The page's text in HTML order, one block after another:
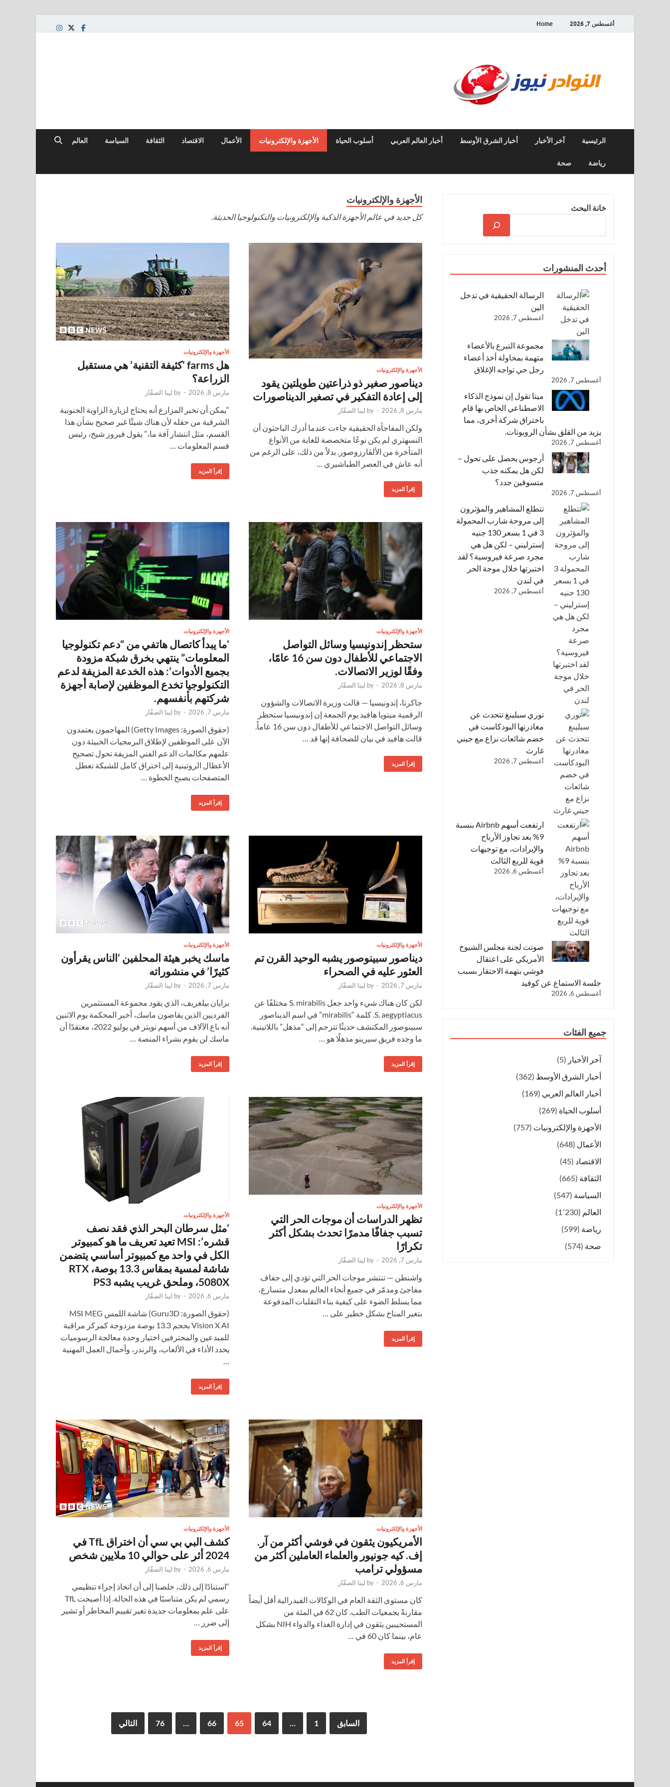
أغسطس 7, 2026 Home
الرئيسية آخر الأخبار أخبار الشرق الأوسط أخبار العالم العربي أسلوب الحياة الأجهزة والإلكترونيات الأعمال الاقتصاد الثقافة السياسة العالم
رياضة صحة
الأجهزة والإلكترونيات
كل جديد في عالم الأجهزة الذكية والإلكترونيات والتكنولوجيا الحديثة.
الأجهزة والإلكترونيات
ديناصور صغير ذو ذراعتين طويلتين يقود
إلى إعادة التفكير في تصغير الديناصورات
مارس 8, 2026 -
by لينا الصقّار
ولكن المفاجأة الحقيقية جاءت عندما أدرك الباحثون أن
النسهتري لم يكن نوعًا متخصصة للغاية من الأنواع
المتأخرة من الألڤارزوصور. بدلاً من ذلك، على الرغم من
أنه عاش في العصر الطباشيري …
إقرأ المزيد
الأجهزة والإلكترونيات
هل farms ‘كثيفة التقنية’ هي مستقبل
الزراعة؟
مارس 8, 2026 -
by لينا الصقّار
“يمكن أن تخبر المزارع أنه يحتاج لزيارة الزاوية الجنوبية
الشرقية من حقله لأن هناك شيئًا غير صحيح بشأن هذا
القسم، مثل انتشار آفة ما،” يقول فيروز شيخ، رئيس
قسم المعلومات …
إقرأ المزيد
الأجهزة والإلكترونيات
ستحظر إندونيسيا وسائل التواصل
الاجتماعي للأطفال دون سن 16 عامًا،
وفقًا لوزير الاتصالات.
مارس 8, 2026 -
by لينا الصقّار
جاكرتا، إندونيسيا — قالت وزيرة الاتصالات والشؤون
الرقمية ميتويا هافيد يوم الجمعة إن إندونيسيا ستحظر
وسائل التواصل الاجتماعي للأطفال دون سن 16 عاماً.
قالت هافيد في بيان للصحافة إنها قد …
إقرأ المزيد
الأجهزة والإلكترونيات
‘ما يبدأ كاتصال هاتفي من “دعم تكنولوجيا
المعلومات” ينتهي بخرق شبكة مزودة
بجميع الأدوات’: هذه الخدعة المزيفة لدعم
التكنولوجيا تخدع الموظفين لإصابة أجهزة
شركتهم بأنفسهم.
مارس 7, 2026 -
by لينا الصقّار
(حقوق الصورة: Getty Images) المهاجمون يعتمدون
الآن على الموظفين لإطلاق البرمجيات الخبيثة دون
علمهم مكالمات الدعم الفني المزيفة تحول تصحيح
الأعطال الروتينية إلى اختراق كامل للشبكة تعطل
المتصفحات يصبح الخطوة …
إقرأ المزيد
الأجهزة والإلكترونيات
ديناصور سبينوصور يشبه الوحيد القرن تم
العثور عليه في الصحراء
مارس 7, 2026 -
by لينا الصقّار
لكن كان هناك شيء واحد جعل S. mirabilis مختلفًا عن
S. aegyptiacus. كلمة “mirabilis” في اسم الديناصور
سبينوصور المكتشف حديثًا تترجم إلى “مذهل” باللاتينية.
ما وجده فريق سيرينو مذهلًا هو …
إقرأ المزيد
الأجهزة والإلكترونيات
ماسك يخبر هيئة المحلفين ‘الناس يقرأون
كثيرًا’ في منشوراته
مارس 7, 2026 -
by لينا الصقّار
برايان بيلغريف، الذي يقود مجموعة المستثمرين
الفرديين الذين يقاضون ماسك، أخبر المحكمة يوم الاثنين
أنه باع الآلاف من أسهم تويتر في يوليو 2022، معتقدًا أن
ماسك لن يقوم بشراء المنصة …
إقرأ المزيد
الأجهزة والإلكترونيات
تظهر الدراسات أن موجات الحر التي
تسبب جفافًا مدمرًا تحدث بشكل أكثر
تكرارًا
مارس 7, 2026 -
by لينا الصقّار
واشنطن — تنتشر موجات الحر التي تؤدي إلى جفاف
مفاجئ ومدمّر في جميع أنحاء العالم بمعدل متسارع،
مما يسلط الضوء على كيفية بناء التقلبات المدفوعة
بتغير المناخ بشكل خطير على …
إقرأ المزيد
الأجهزة والإلكترونيات
‘مثل سرطان البحر الذي فقد نصف
قشره’: MSI تعيد تعريف ما هو كمبيوتر
الكل في واحد مع كمبيوتر أساسي يتضمن
شاشة لمسية بمقاس 13.3 بوصة، RTX
5080X، وملحق غريب يشبه PS3
مارس 6, 2026 -
by لينا الصقّار
(حقوق الصورة: Guru3D) شاشة اللمس MSI MEG
Vision X AI بحجم 13.3 بوصة مزدوجة كمركز مراقبة
للمبدعين والمحترفين اختيار وحدة معالجة الرسوميات
يحدد الأداء في الألعاب، والرندر، وأحمال العمل المهنية
…
إقرأ المزيد
الأجهزة والإلكترونيات
الأمريكيون يثقون في فوشي أكثر من آر.
إف. كيه جونيور والعلماء العاملين أكثر من
مسؤولي ترامب
مارس 6, 2026 -
by لينا الصقّار
كان مستوى الثقة العام في الوكالات الفيدرالية أقل أيضاً
مقارنةً بجمعيات الطب. كان 62 في المئة من
المستجيبين يثقون في إدارة الغذاء والدواء NIH بشكل
عام، بينما كان 60 في …
إقرأ المزيد
الأجهزة والإلكترونيات
كشف البي بي سي أن اختراق TfL في
2024 أثر على حوالي 10 ملايين شخص
مارس 6, 2026 -
by لينا الصقّار
“استنادًا إلى ذلك، خلصنا إلى أن اتخاذ إجراء تنظيمي
رسمي لم يكن متناسبًا في هذه الحالة. إذا أصبحت TfL
على علم بمعلومات جديدة تغير تقييم المخاطر أو تشير
إلى ضرر …
إقرأ المزيد
السابق 1
64
65
66
76 التالي
خانة البحث
أحدث المنشورات
الرسالة الحقيقية في تدخل
الين
أغسطس 7, 2026
مجموعة التبرع بالأعضاء
متهمة بمحاولة أخذ أعضاء
رجل حي تواجه الإغلاق
أغسطس 7, 2026
ميتا تقول إن نموذج الذكاء
الاصطناعي الخاص بها قام
باختراق شركة أخرى، مما
يزيد من القلق بشأن الروبوتات.
أغسطس 7, 2026
أرجوس يحصل على تحول –
لكن هل يمكنه جذب
متسوقين جدد؟
أغسطس 7, 2026
تتطلع المشاهير والمؤثرون
إلى مروحة شارب المحمولة
3 في 1 بسعر 130 جنيه
إسترليني – لكن هل هي
مجرد صرعة فيروسية؟ لقد
اختبرتها خلال موجة الحر
في لندن
أغسطس 7, 2026
توري سبلينغ تتحدث عن
مغادرتها البودكاست في
خضم شائعات نزاع مع جيني
غارث
أغسطس 7, 2026
ارتفعت أسهم Airbnb بنسبة
9% بعد تجاوز الأرباح
والإيرادات، مع توجيهات
قوية للربع الثالث
أغسطس 6, 2026
صوتت لجنة مجلس الشيوخ
الأمريكي على اعتقال
فوشي بتهمة الاحتقار بسبب
جلسة الاستماع عن كوفيد
أغسطس 6, 2026
جميع الفئات
آخر الأخبار (5)
أخبار الشرق الأوسط (362)
أخبار العالم العربي (169)
أسلوب الحياة (269)
الأجهزة والإلكترونيات (757)
الأعمال (648)
الاقتصاد (45)
الثقافة (665)
السياسة (547)
العالم (1٬230)
رياضة (599)
صحة (574)